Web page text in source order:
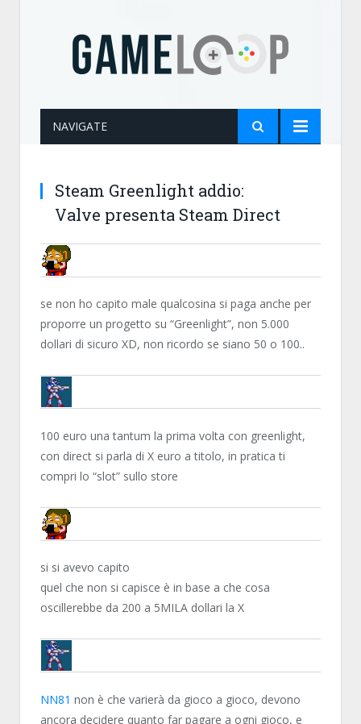
NAVIGATE
Steam Greenlight addio:
Valve presenta Steam Direct
NN81
se non ho capito male qualcosina si paga anche per
proporre un progetto su “Greenlight”, non 5.000
dollari di sicuro XD, non ricordo se siano 50 o 100..
BRUNOB
100 euro una tantum la prima volta con greenlight,
con direct si parla di X euro a titolo, in pratica ti
compri lo “slot” sullo store
NN81
si si avevo capito
quel che non si capisce è in base a che cosa
oscillerebbe da 200 a 5MILA dollari la X
BRUNOB
NN81 non è che varierà da gioco a gioco, devono
ancora decidere quanto far pagare a ogni gioco, e